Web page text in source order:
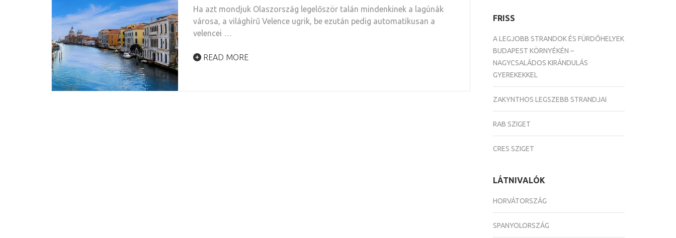
Ha azt mondjuk Olaszország legelőször talán mindenkinek a lagúnák
városa, a világhírű Velence ugrik, be ezután pedig automatikusan a
velencei …
READ MORE
FRISS
A LEGJOBB STRANDOK ÉS FÜRDŐHELYEK
BUDAPEST KÖRNYÉKÉN –
NAGYCSALÁDOS KIRÁNDULÁS
GYEREKEKKEL
ZAKYNTHOS LEGSZEBB STRANDJAI
RAB SZIGET
CRES SZIGET
LÁTNIVALÓK
HORVÁTORSZÁG
SPANYOLORSZÁG